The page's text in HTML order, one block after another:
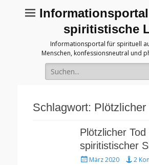
spiritistische
Informationsportal für spirituell
Menschen, konfessionsneutral und
Suche
für:
Schlagwort: Plötzlicher
Plötzlicher Tod
spiritistischer
Gepostet
März 2020 2